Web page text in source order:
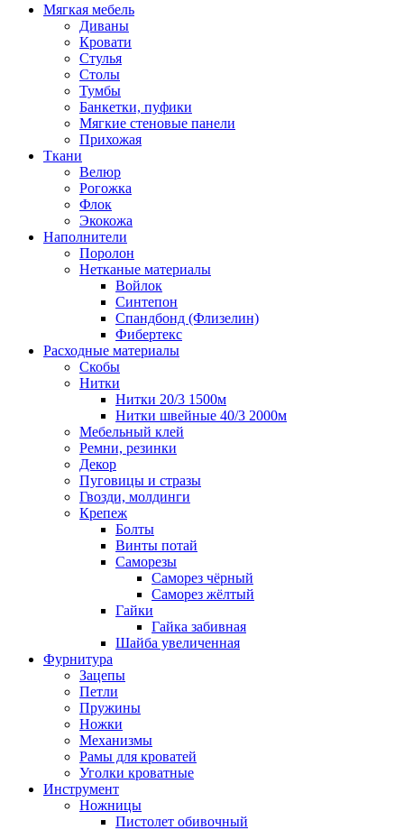
Мягкая мебель
Диваны
Кровати
Стулья
Столы
Тумбы
Банкетки, пуфики
Мягкие стеновые панели
Прихожая
Ткани
Велюр
Рогожка
Флок
Экокожа
Наполнители
Поролон
Нетканые материалы
Войлок
Синтепон
Спандбонд (Флизелин)
Фибертекс
Расходные материалы
Скобы
Нитки
Нитки 20/3 1500м
Нитки швейные 40/3 2000м
Мебельный клей
Ремни, резинки
Декор
Пуговицы и стразы
Гвозди, молдинги
Крепеж
Болты
Винты потай
Саморезы
Саморез чёрный
Саморез жёлтый
Гайки
Гайка забивная
Шайба увеличенная
Фурнитура
Зацепы
Петли
Пружины
Ножки
Механизмы
Рамы для кроватей
Уголки кроватные
Инструмент
Ножницы
Пистолет обивочный